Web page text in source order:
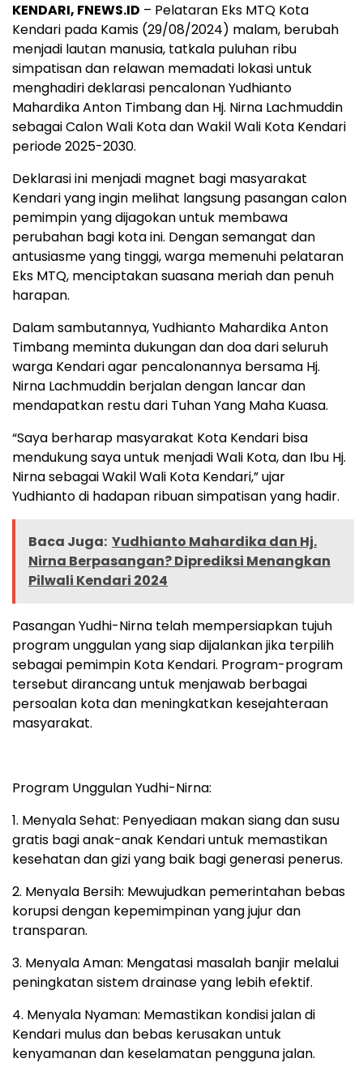
KENDARI, FNEWS.ID – Pelataran Eks MTQ Kota
Kendari pada Kamis (29/08/2024) malam, berubah
menjadi lautan manusia, tatkala puluhan ribu
simpatisan dan relawan memadati lokasi untuk
menghadiri deklarasi pencalonan Yudhianto
Mahardika Anton Timbang dan Hj. Nirna Lachmuddin
sebagai Calon Wali Kota dan Wakil Wali Kota Kendari
periode 2025-2030.
Deklarasi ini menjadi magnet bagi masyarakat
Kendari yang ingin melihat langsung pasangan calon
pemimpin yang dijagokan untuk membawa
perubahan bagi kota ini. Dengan semangat dan
antusiasme yang tinggi, warga memenuhi pelataran
Eks MTQ, menciptakan suasana meriah dan penuh
harapan.
Dalam sambutannya, Yudhianto Mahardika Anton
Timbang meminta dukungan dan doa dari seluruh
warga Kendari agar pencalonannya bersama Hj.
Nirna Lachmuddin berjalan dengan lancar dan
mendapatkan restu dari Tuhan Yang Maha Kuasa.
“Saya berharap masyarakat Kota Kendari bisa
mendukung saya untuk menjadi Wali Kota, dan Ibu Hj.
Nirna sebagai Wakil Wali Kota Kendari,” ujar
Yudhianto di hadapan ribuan simpatisan yang hadir.
Baca Juga: Yudhianto Mahardika dan Hj.
Nirna Berpasangan? Diprediksi Menangkan
Pilwali Kendari 2024
Pasangan Yudhi-Nirna telah mempersiapkan tujuh
program unggulan yang siap dijalankan jika terpilih
sebagai pemimpin Kota Kendari. Program-program
tersebut dirancang untuk menjawab berbagai
persoalan kota dan meningkatkan kesejahteraan
masyarakat.
Program Unggulan Yudhi-Nirna:
1. Menyala Sehat: Penyediaan makan siang dan susu
gratis bagi anak-anak Kendari untuk memastikan
kesehatan dan gizi yang baik bagi generasi penerus.
2. Menyala Bersih: Mewujudkan pemerintahan bebas
korupsi dengan kepemimpinan yang jujur dan
transparan.
3. Menyala Aman: Mengatasi masalah banjir melalui
peningkatan sistem drainase yang lebih efektif.
4. Menyala Nyaman: Memastikan kondisi jalan di
Kendari mulus dan bebas kerusakan untuk
kenyamanan dan keselamatan pengguna jalan.